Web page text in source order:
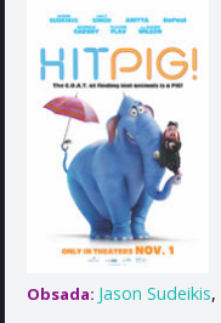
Obsada: Jason Sudeikis,